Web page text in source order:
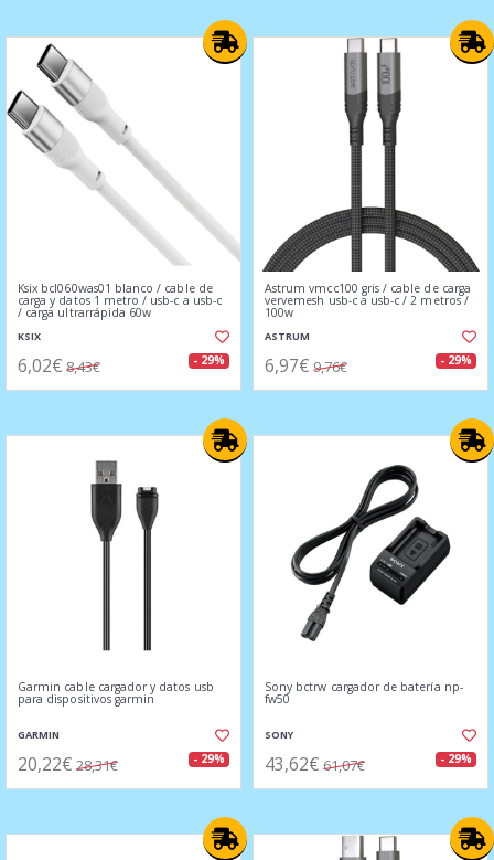
Ksix bcl060was01 blanco / cable de
carga y datos 1 metro / usb-c a usb-c
/ carga ultrarrápida 60w
KSIX
6,02€ 8,43€ - 29%
Astrum vmcc100 gris / cable de carga
vervemesh usb-c a usb-c / 2 metros /
100w
ASTRUM
6,97€ 9,76€ - 29%
Garmin cable cargador y datos usb
para dispositivos garmin
GARMIN
20,22€ 28,31€ - 29%
Sony bctrw cargador de batería np-
fw50
SONY
43,62€ 61,07€ - 29%